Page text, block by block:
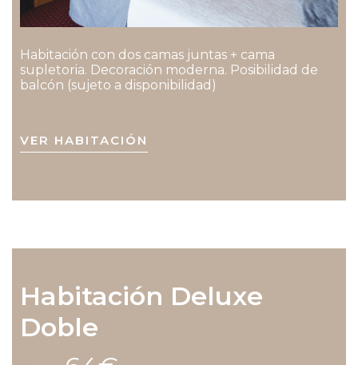
Habitación con dos camas juntas + cama
supletoria. Decoración moderna. Posibilidad de
balcón (sujeto a disponibilidad)
VER HABITACIÓN
Habitación Deluxe
Doble